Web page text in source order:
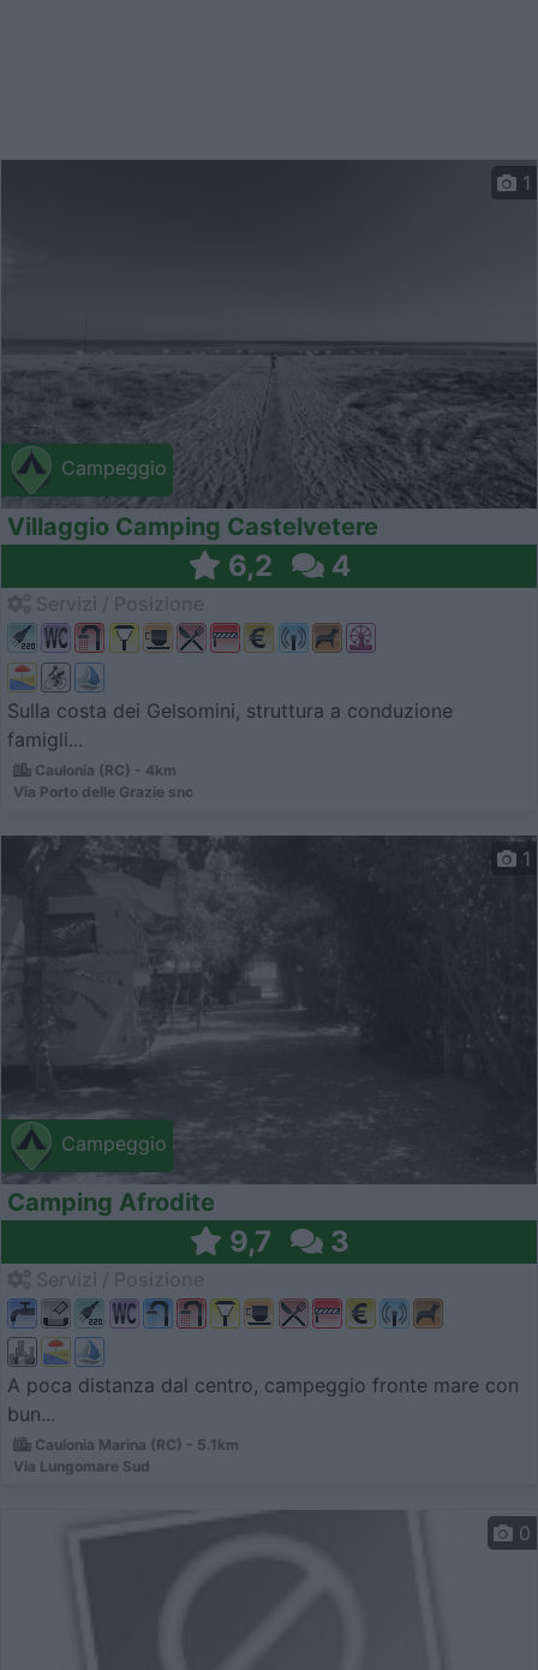
Campeggio
1
Villaggio Camping Castelvetere
6,2 4
Sulla costa dei Gelsomini, struttura a conduzione
famigli...
Caulonia (RC) - 4km
Via Porto delle Grazie snc
Campeggio
1
Camping Afrodite
9,7 3
A poca distanza dal centro, campeggio fronte mare con
bun...
Caulonia Marina (RC) - 5.1km
Via Lungomare Sud
0